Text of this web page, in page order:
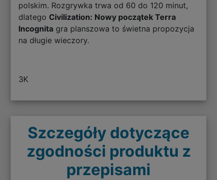
polskim. Rozgrywka trwa od 60 do 120 minut,
dlatego Civilization: Nowy początek Terra
Incognita gra planszowa to świetna propozycja
na długie wieczory.
3K
Szczegóły dotyczące
zgodności produktu z
przepisami